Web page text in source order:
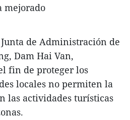
mejorado
de Administración de
Dam Hai Van,
fin de proteger los
locales no permiten la
las actividades turísticas